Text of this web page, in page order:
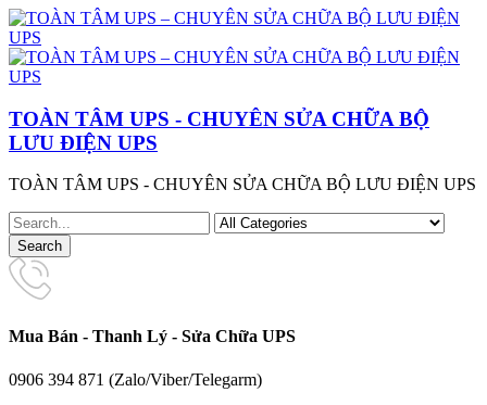
TOÀN TÂM UPS - CHUYÊN SỬA CHỮA BỘ
LƯU ĐIỆN UPS
TOÀN TÂM UPS - CHUYÊN SỬA CHỮA BỘ LƯU ĐIỆN UPS
Mua Bán - Thanh Lý - Sửa Chữa UPS
0906 394 871 (Zalo/Viber/Telegarm)